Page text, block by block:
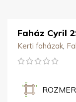
Faház Cyril
Kerti faházak